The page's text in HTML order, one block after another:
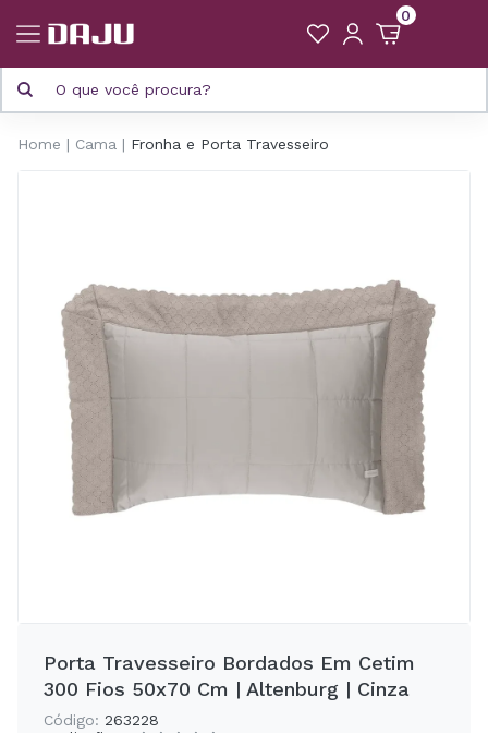
0
Home Cama Fronha e Porta Travesseiro
Porta Travesseiro Bordados Em Cetim
300 Fios 50x70 Cm | Altenburg | Cinza
Código: 263228